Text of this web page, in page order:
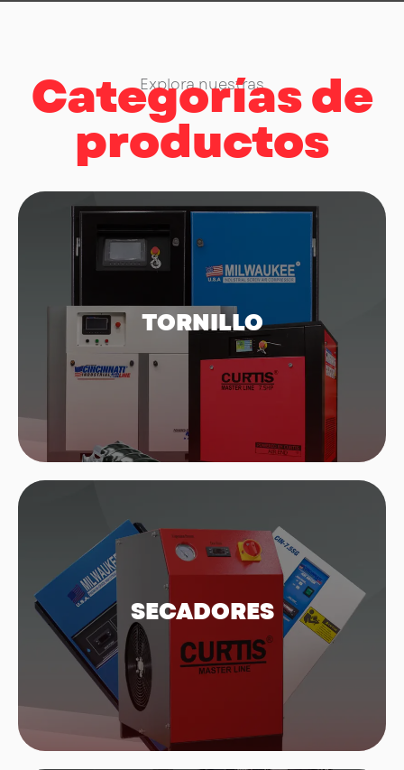
Explora nuestras
Categorías de
productos
TORNILLO
Compresores de Tornillo
SECADORES
Secadores